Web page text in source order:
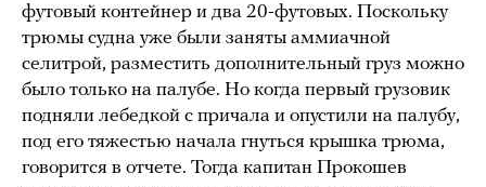
футовый контейнер и два 20-футовых. Поскольку
трюмы судна уже были заняты аммиачной
селитрой, разместить дополнительный груз можно
было только на палубе. Но когда первый грузовик
подняли лебедкой с причала и опустили на палубу,
под его тяжестью начала гнуться крышка трюма,
говорится в отчете. Тогда капитан Прокошев